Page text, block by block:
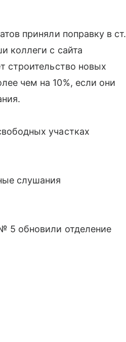
приняли поправку в ст.
коллеги с сайта
строительство новых
чем на 10%, если они
участках
слушания
5 обновили отделение